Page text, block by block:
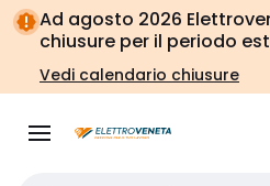
Vai alla
navigazione
Vai
alla
pagina
Ad agosto 2026
chiusure per il periodo
Vedi calendario chiusure